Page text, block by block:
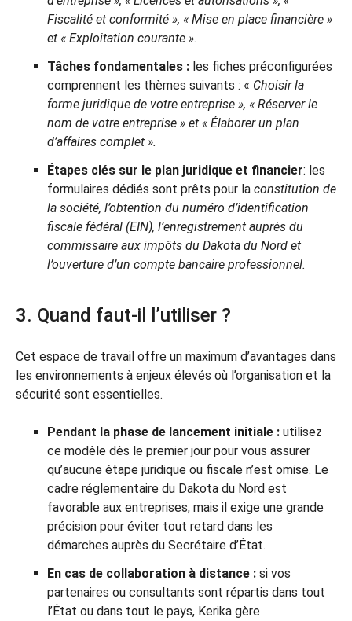
Fiscalité et conformité », « Mise en place financière »
et « Exploitation courante ».
Tâches fondamentales : les fiches préconfigurées
comprennent les thèmes suivants : « Choisir la
forme juridique de votre entreprise », « Réserver le
nom de votre entreprise » et « Élaborer un plan
d’affaires complet ».
Étapes clés sur le plan juridique et financier: les
formulaires dédiés sont prêts pour la constitution de
la société, l’obtention du numéro d’identification
fiscale fédéral (EIN), l’enregistrement auprès du
commissaire aux impôts du Dakota du Nord et
l’ouverture d’un compte bancaire professionnel.
3. Quand faut-il l’utiliser ?
Cet espace de travail offre un maximum d’avantages dans
les environnements à enjeux élevés où l’organisation et la
sécurité sont essentielles.
Pendant la phase de lancement initiale : utilisez
ce modèle dès le premier jour pour vous assurer
qu’aucune étape juridique ou fiscale n’est omise. Le
cadre réglementaire du Dakota du Nord est
favorable aux entreprises, mais il exige une grande
précision pour éviter tout retard dans les
démarches auprès du Secrétaire d’État.
En cas de collaboration à distance : si vos
partenaires ou consultants sont répartis dans tout
l’État ou dans tout le pays, Kerika gère